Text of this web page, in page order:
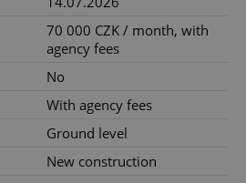
70 000 CZK / month, with
agency fees
No
With agency fees
Ground level
New construction